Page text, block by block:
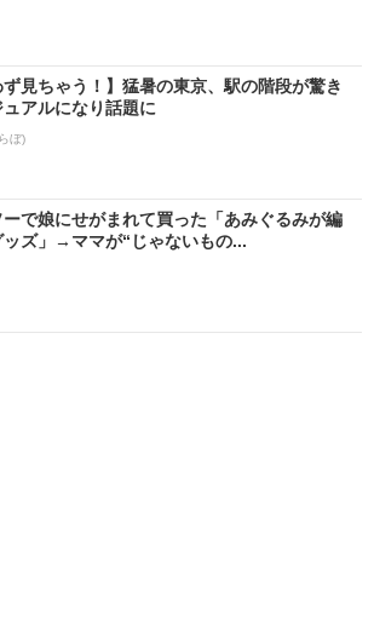
ず見ちゃう！】猛暑の東京、駅の階段が驚き
アルになり話題に
ぼ)
ーで娘にせがまれて買った「あみぐるみが編
ッズ」→ママが“じゃないもの...